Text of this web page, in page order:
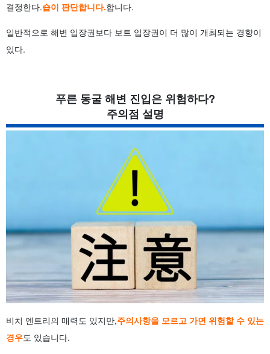
결정한다.숍이 판단합니다.합니다.
일반적으로 해변 입장권보다 보트 입장권이 더 많이 개최되는 경향이
있다.
푸른 동굴 해변 진입은 위험하다?
주의점 설명
비치 엔트리의 매력도 있지만,주의사항을 모르고 가면 위험할 수 있는
경우도 있습니다.